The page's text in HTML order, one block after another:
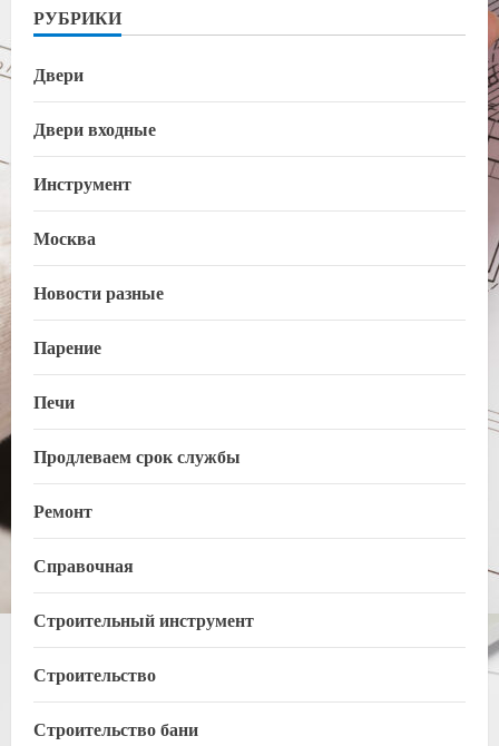
РУБРИКИ
Двери
Двери входные
Инструмент
Москва
Новости разные
Парение
Печи
Продлеваем срок службы
Ремонт
Справочная
Строительный инструмент
Строительство
Строительство бани